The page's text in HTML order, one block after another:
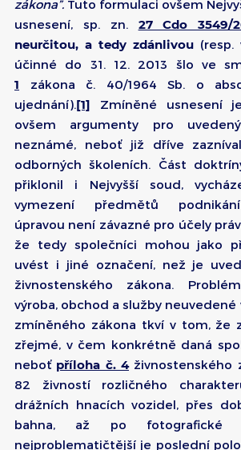
zákona”. Tuto formulaci ovšem
usnesení, sp. zn. 27 Cdo 3549/
neurčitou, a tedy zdánlivou
účinné do 31. 12. 2013 šlo ve
1 zákona č. 40/1964 Sb. o
ujednání).[1] Zmíněné usnesení
ovšem argumenty pro
neznámé, neboť již dříve
odborných školeních. Část
přiklonil i Nejvyšší soud,
vymezení předmětů
úpravou není závazné pro účely
že tedy společníci mohou jako
uvést i jiné označení, než je
živnostenského zákona.
výroba, obchod a služby neuvedené
zmíněného zákona tkví v tom, že
zřejmé, v čem konkrétně daná
neboť příloha č. 4živnostenského
82 živností rozličného
drážních hnacích vozidel, přes
bahna, až po fotografické
nejproblematičtější je poslední